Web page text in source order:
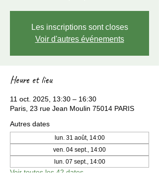
Les inscriptions sont closes
Voir d'autres événements
Heure et lieu
11 oct. 2025, 13:30 – 16:30
Paris, 23 rue Jean Moulin 75014 PARIS
Autres dates
lun. 31 août, 14:00
ven. 04 sept., 14:00
lun. 07 sept., 14:00
Voir toutes les 42 dates